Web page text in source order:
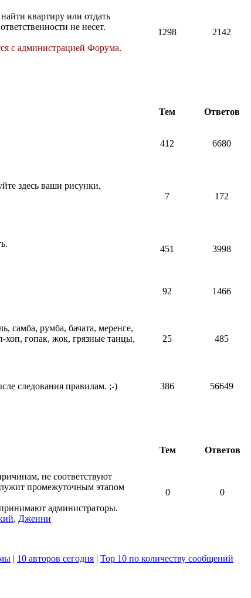
квартиру или отдать
не несет.
с администрацией Форума.
1298 2142
Тем Ответов
412 6680
здесь ваши рисунки,
7 172
451 3998
92 1466
самба, румба, бачата, меренге,
хоп, гопак, жок, грязные танцы,
25 485
следования правилам. ;-)
386 56649
Тем Ответов
не соответствуют
промежуточным этапом
администраторы.
, Дженни
0 0
| 10 авторов сегодня | Top 10 по количеству сообщений